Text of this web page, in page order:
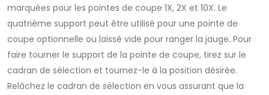
marquées pour les pointes de coupe 1X, 2X et 10X. Le
quatrième support peut être utilisé pour une pointe de
coupe optionnelle ou laissé vide pour ranger la jauge. Pour
faire tourner le support de la pointe de coupe, tirez sur le
cadran de sélection et tournez-le à la position désirée.
Relâchez le cadran de sélection en vous assurant que la